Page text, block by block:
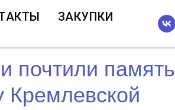
ЗАКУПКИ
почтили память
Кремлевской